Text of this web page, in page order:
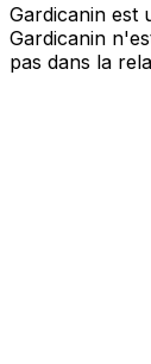
Gardicanin est
Gardicanin
pas dans la